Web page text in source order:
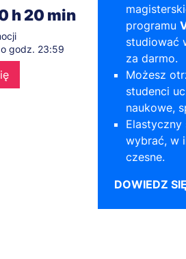
h20 min
godz. 23:59
programu
studiować
za darmo.
Możesz
studenci
naukowe,
Elastyczny
wybrać, w
czesne.
DOWIEDZ